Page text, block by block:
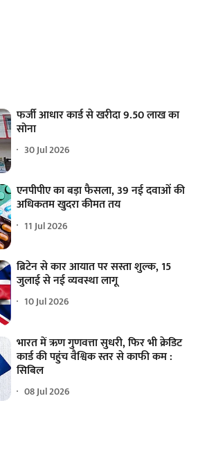
फर्जी आधार कार्ड से खरीदा 9.50 लाख का
सोना
30 Jul 2026
एनपीपीए का बड़ा फैसला, 39 नई दवाओं की
अधिकतम खुदरा कीमत तय
11 Jul 2026
ब्रिटेन से कार आयात पर सस्ता शुल्क, 15
जुलाई से नई व्यवस्था लागू
10 Jul 2026
भारत में ऋण गुणवत्ता सुधरी, फिर भी क्रेडिट
कार्ड की पहुंच वैश्विक स्तर से काफी कम :
सिबिल
08 Jul 2026